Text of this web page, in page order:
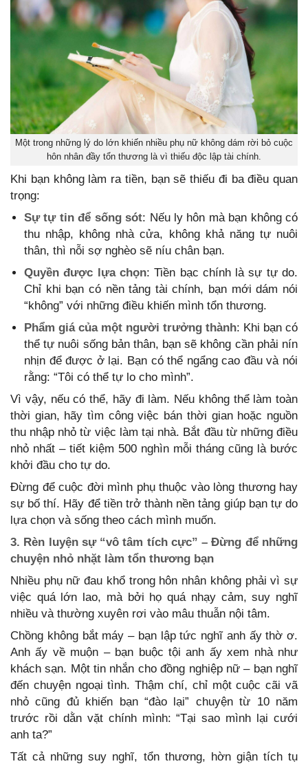
Một trong những lý do lớn khiến nhiều phụ nữ không dám rời bỏ cuộc
hôn nhân đầy tổn thương là vì thiếu độc lập tài chính.
Khi bạn không làm ra tiền, bạn sẽ thiếu đi ba điều quan
trọng:
Sự tự tin để sống sót: Nếu ly hôn mà bạn không có
thu nhập, không nhà cửa, không khả năng tự nuôi
thân, thì nỗi sợ nghèo sẽ níu chân bạn.
Quyền được lựa chọn: Tiền bạc chính là sự tự do.
Chỉ khi bạn có nền tảng tài chính, bạn mới dám nói
“không” với những điều khiến mình tổn thương.
Phẩm giá của một người trưởng thành: Khi bạn có
thể tự nuôi sống bản thân, bạn sẽ không cần phải nín
nhịn để được ở lại. Bạn có thể ngẩng cao đầu và nói
rằng: “Tôi có thể tự lo cho mình”.
Vì vậy, nếu có thể, hãy đi làm. Nếu không thể làm toàn
thời gian, hãy tìm công việc bán thời gian hoặc nguồn
thu nhập nhỏ từ việc làm tại nhà. Bắt đầu từ những điều
nhỏ nhất – tiết kiệm 500 nghìn mỗi tháng cũng là bước
khởi đầu cho tự do.
Đừng để cuộc đời mình phụ thuộc vào lòng thương hay
sự bố thí. Hãy để tiền trở thành nền tảng giúp bạn tự do
lựa chọn và sống theo cách mình muốn.
3. Rèn luyện sự “vô tâm tích cực” – Đừng để những
chuyện nhỏ nhặt làm tổn thương bạn
Nhiều phụ nữ đau khổ trong hôn nhân không phải vì sự
việc quá lớn lao, mà bởi họ quá nhạy cảm, suy nghĩ
nhiều và thường xuyên rơi vào mâu thuẫn nội tâm.
Chồng không bắt máy – bạn lập tức nghĩ anh ấy thờ ơ.
Anh ấy về muộn – bạn buộc tội anh ấy xem nhà như
khách sạn. Một tin nhắn cho đồng nghiệp nữ – bạn nghĩ
đến chuyện ngoại tình. Thậm chí, chỉ một cuộc cãi vã
nhỏ cũng đủ khiến bạn “đào lại” chuyện từ 10 năm
trước rồi dằn vặt chính mình: “Tại sao mình lại cưới
anh ta?”
Tất cả những suy nghĩ, tổn thương, hờn giận tích tụ